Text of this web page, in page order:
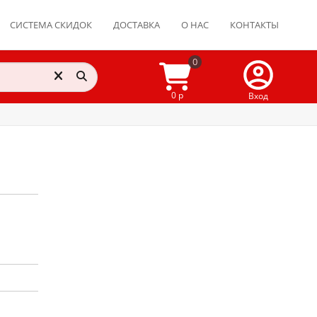
СИСТЕМА СКИДОК ДОСТАВКА О НАС КОНТАКТЫ
0
0 р
Вход